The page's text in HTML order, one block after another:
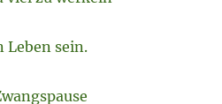
Leben sein.